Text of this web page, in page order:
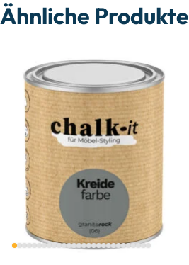
Ähnliche Produkte